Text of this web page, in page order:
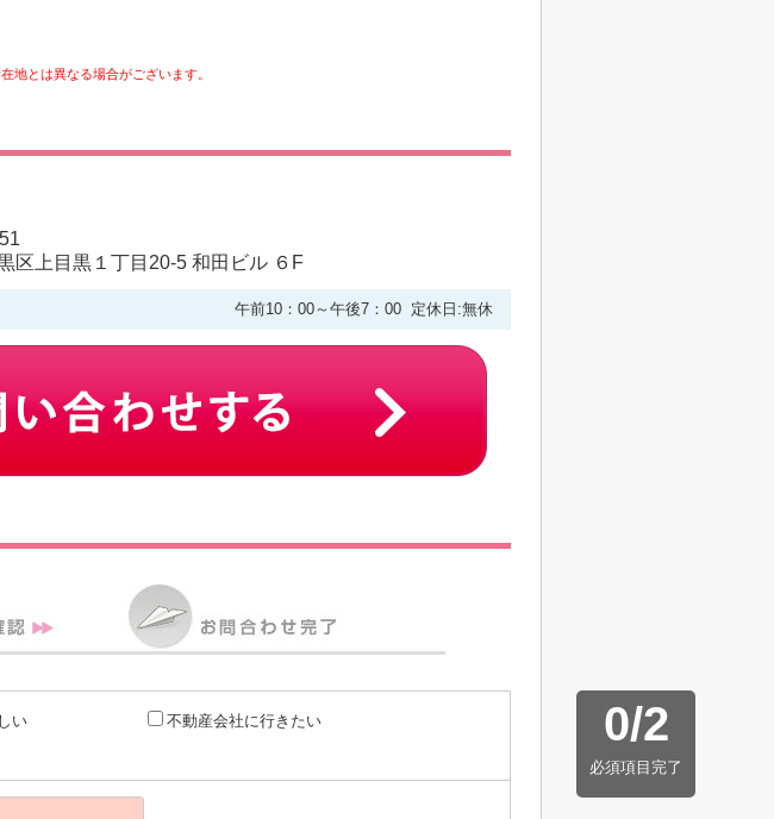
地とは異なる場合がございます。
区上目黒１丁目20-5 和田ビル ６F
午前10：00～午後7：00 定休日:無休
0/2
必須項目完了
い
不動産会社に行きたい